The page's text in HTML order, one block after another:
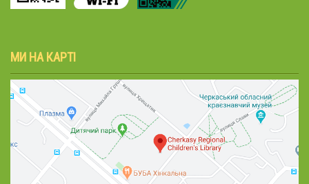
МИ НА КАРТІ